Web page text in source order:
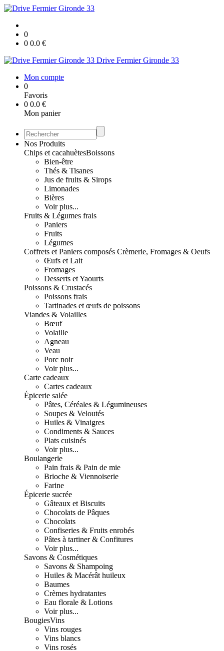
0
0 0.0 €
Drive Fermier Gironde 33
Mon compte
0
Favoris
0 0.0 €
Mon panier
Nos Produits
Chips et cacahuètesBoissons
Bien-être
Thés & Tisanes
Jus de fruits & Sirops
Limonades
Bières
Voir plus...
Fruits & Légumes frais
Paniers
Fruits
Légumes
Coffrets et Paniers composés Crèmerie, Fromages & Oeufs
Œufs et Lait
Fromages
Desserts et Yaourts
Poissons & Crustacés
Poissons frais
Tartinades et œufs de poissons
Viandes & Volailles
Bœuf
Volaille
Agneau
Veau
Porc noir
Voir plus...
Carte cadeaux
Cartes cadeaux
Épicerie salée
Pâtes, Céréales & Légumineuses
Soupes & Veloutés
Huiles & Vinaigres
Condiments & Sauces
Plats cuisinés
Voir plus...
Boulangerie
Pain frais & Pain de mie
Brioche & Viennoiserie
Farine
Épicerie sucrée
Gâteaux et Biscuits
Chocolats de Pâques
Chocolats
Confiseries & Fruits enrobés
Pâtes à tartiner & Confitures
Voir plus...
Savons & Cosmétiques
Savons & Shampoing
Huiles & Macérât huileux
Baumes
Crèmes hydratantes
Eau florale & Lotions
Voir plus...
BougiesVins
Vins rouges
Vins blancs
Vins rosés